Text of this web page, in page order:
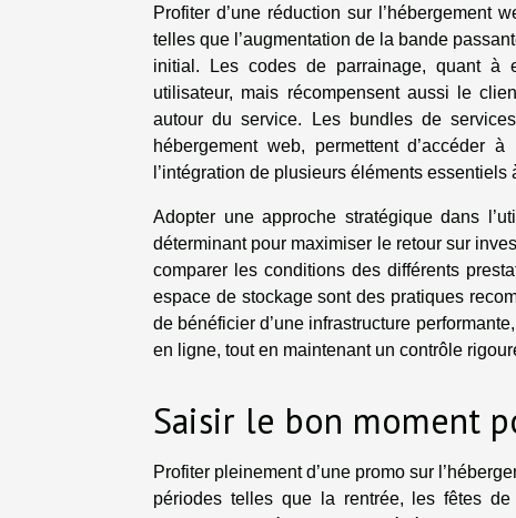
Profiter d’une réduction sur l’hébergement
telles que l’augmentation de la bande
initial. Les codes de parrainage, quant à
utilisateur, mais récompensent aussi le
autour du service. Les bundles de
hébergement web, permettent
l’intégration de plusieurs éléments
Adopter une approche stratégique dans
déterminant pour maximiser le retour sur
comparer les conditions des différents
espace de stockage sont des pratiques
de bénéficier d’une infrastructure
en ligne, tout en maintenant un contrôle
Saisir le bon moment
Profiter pleinement d’une promo sur
périodes telles que la rentrée, les fêtes